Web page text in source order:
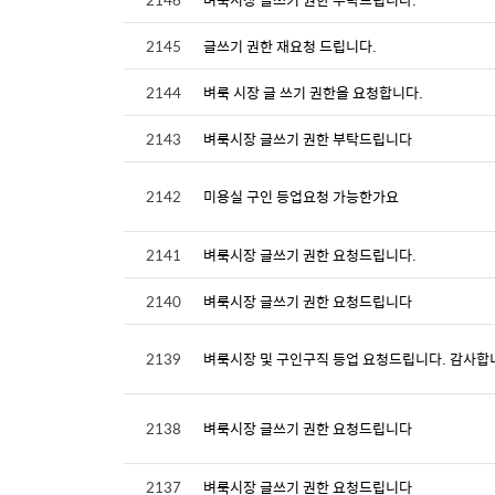
2145
글쓰기 권한 재요청 드립니다.
2144
벼룩 시장 글 쓰기 권한을 요청합니다.
2143
벼룩시장 글쓰기 권한 부탁드립니다
2142 미용실 구인 등업요청 가능한가요
2141
벼룩시장 글쓰기 권한 요청드립니다.
2140
벼룩시장 글쓰기 권한 요청드립니다
2139 벼룩시장 및 구인구직 등업 요청드립니다. 감사합
2138 벼룩시장 글쓰기 권한 요청드립니다
2137 벼룩시장 글쓰기 권한 요청드립니다